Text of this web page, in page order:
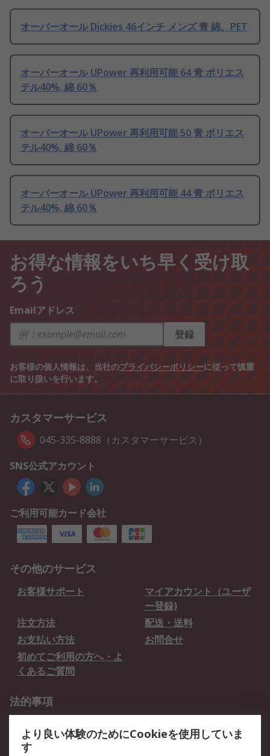
オーバーオール Dickies 46インチ メンズ 青 綿、PET
オーバーオール UPower 再利用可能 64 青 ポリエス
テル40%, 綿 60％
オーバーオール UPower 再利用可能 50 青 ポリエス
テル40%, 綿 60％
オーバーオール UPower 再利用可能 44 青 ポリエス
テル40%, 綿 60％
お得な情報をいち早く受け取
ろう
Emailアドレス
登録
お客様の個人情報は、当社のプライバシーポリシーに従って慎重
に取り扱いを行います。
カスタマーサービス
045-335-8888（カスタマーサービス）
SNS公式アカウント
ご利用可能カード会社
その他のサービス
お客様サポート
マイアカウント（ユーザ
ー登録)
注文方法
配送・送料
お支払い方法
お問合せ
初めてご利用の方へ・よ
くあるご質問
法的事項
クッキーポリシー
より良い体験のためにCookieを使用していま
す